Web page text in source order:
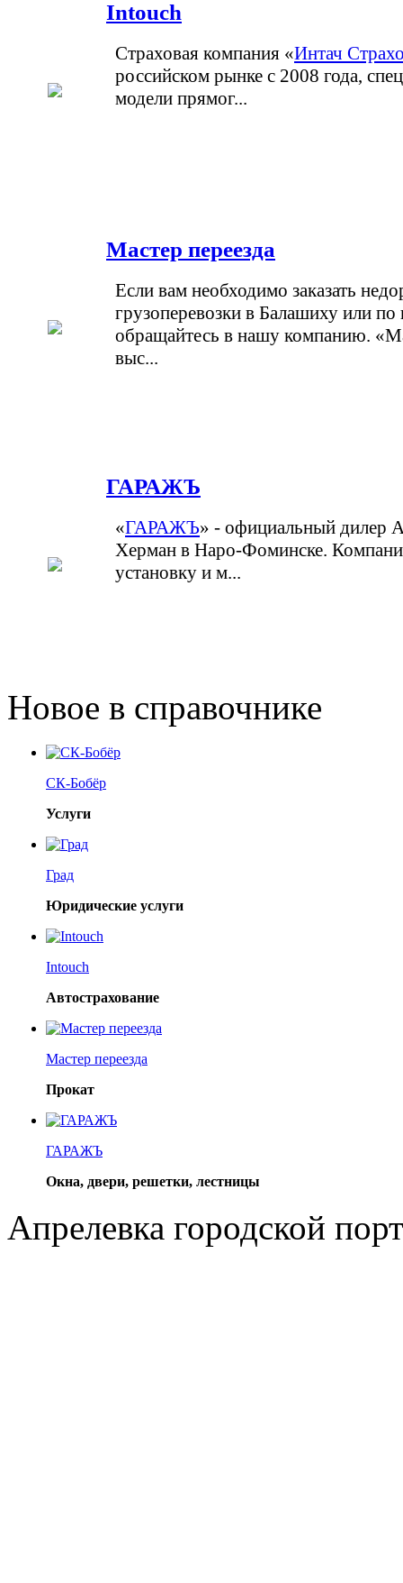
Intouch
Страховая компания «Интач
российском рынке с 2008 года,
модели прямог...
Мастер переезда
Если вам необходимо заказать
грузоперевозки в Балашиху или по
обращайтесь в нашу компанию.
выс...
ГАРАЖЪ
«ГАРАЖЪ» - официальный дилер
Херман в Наро-Фоминске.
установку и м...
Новое в справочнике
СК-Бобёр
Услуги
Град
Юридические услуги
Intouch
Автострахование
Мастер переезда
Прокат
ГАРАЖЪ
Окна, двери, решетки, лестницы
Апрелевка городской